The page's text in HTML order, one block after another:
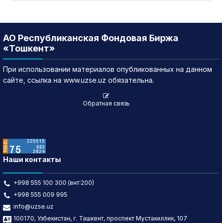
АО Республиканская Фондовая Биржа
«Тошкент»
При использовании материалов опубликованных на данном
сайте, ссылка на www.uzse.uz обязательна.
Обратная связь
Наши контакты
+998 555 100 300 (внт:200)
+998 555 009 995
info@uzse.uz
100170, Узбекистан, г. Ташкент, проспект Мустакиллик, 107